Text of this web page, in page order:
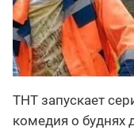
ТНТ запускает
комедия о буднях